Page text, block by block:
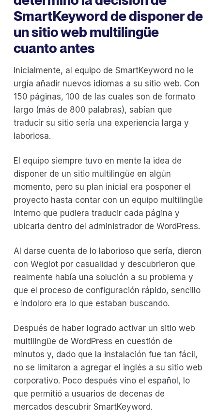
SmartKeyword de disponer de
un sitio web multilingüe
cuanto antes
Inicialmente, al equipo de SmartKeyword no le
urgía añadir nuevos idiomas a su sitio web. Con
150 páginas, 100 de las cuales son de formato
largo (más de 800 palabras), sabían que
traducir su sitio sería una experiencia larga y
laboriosa.
El equipo siempre tuvo en mente la idea de
disponer de un sitio multilingüe en algún
momento, pero su plan inicial era posponer el
proyecto hasta contar con un equipo multilingüe
interno que pudiera traducir cada página y
ubicarla dentro del administrador de WordPress.
Al darse cuenta de lo laborioso que sería, dieron
con Weglot por casualidad y descubrieron que
realmente había una solución a su problema y
que el proceso de configuración rápido, sencillo
e indoloro era lo que estaban buscando.
Después de haber logrado activar un sitio web
multilingüe de WordPress en cuestión de
minutos y, dado que la instalación fue tan fácil,
no se limitaron a agregar el inglés a su sitio web
corporativo. Poco después vino el español, lo
que permitió a usuarios de decenas de
mercados descubrir SmartKeyword.